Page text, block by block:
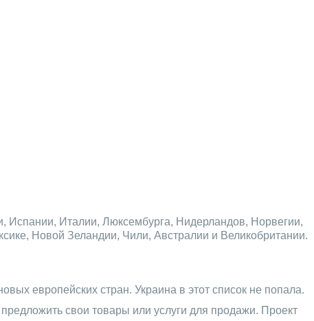
Испании, Италии, Люксембурга, Нидерландов, Норвегии,
Новой Зеландии, Чили, Австралии и Великобритании.
европейских стран. Украина в этот список не попала.
свои товары или услуги для продажи. Проект